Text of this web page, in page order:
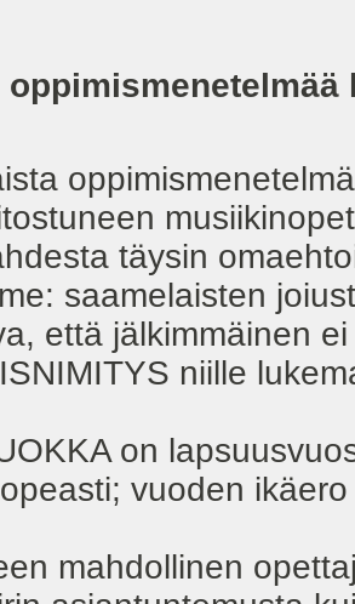
täysin
saamelaisten
että jälkimmäinen
niille
on
vuoden
mahdollinen